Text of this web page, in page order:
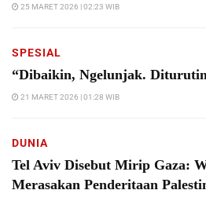
25 MARET 2026 | 02:23 WIB
SPESIAL
“Dibaikin, Ngelunjak.
21 MARET 2026 | 01:28 WIB
DUNIA
Tel Aviv Disebut Mirip Gaza:
Merasakan Penderitaan